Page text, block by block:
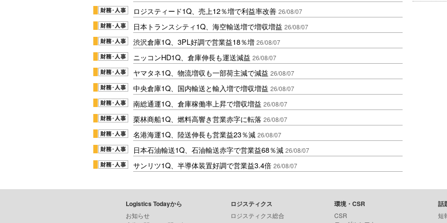
ロジスティード1Q、売上12％増で利益率改善 26/08/07
日本トランスシティ1Q、海空輸送増で増収増益 26/08/07
渋沢倉庫1Q、3PL好調で営業益18％増 26/08/07
ニッコンHD1Q、倉庫伸長も運送減益 26/08/07
ヤマタネ1Q、物流増収も一部荷主減で減益 26/08/07
中央倉庫1Q、国内輸送と輸入増で増収増益 26/08/07
南総通運1Q、倉庫稼働率上昇で増収増益 26/08/07
栗林商船1Q、燃料高響き営業赤字に転落 26/08/07
名港海運1Q、陸送伸長も営業益23％減 26/08/07
日本石油輸送1Q、石油輸送赤字で営業益68％減 26/08/07
サンリツ1Q、半導体装置好調で営業益3.4倍 26/08/07
Logistics Todayから
お知らせ
ロジスティクス
ロジスティクス総合
環境・CSR
CSR
話
短